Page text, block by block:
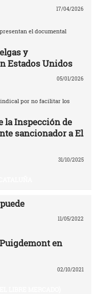
17/04/2026
el documental
y
Estados Unidos
05/01/2026
por no facilitar los
la Inspección de
sancionador a El
31/10/2025
11/05/2022
en
02/10/2021